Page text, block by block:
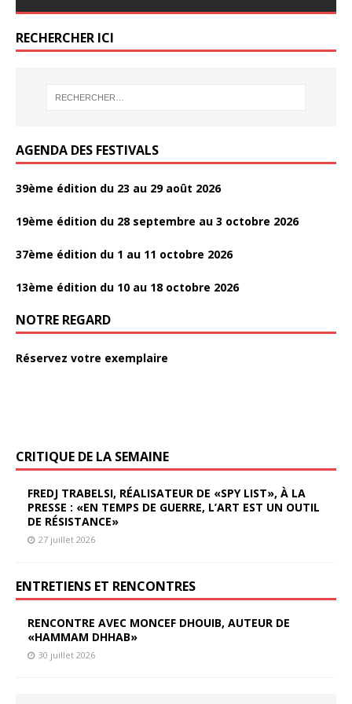
e
b
o
itt
er
ta
e
b
o
itt
er
ta
o
k
o
o
er
o
k
RECHERCHER ICI
AGENDA DES FESTIVALS
39ème édition du 23 au 29 août 2026
19ème édition du 28 septembre au 3 octobre 2026
37ème édition du 1 au 11 octobre 2026
13ème édition du 10 au 18 octobre 2026
NOTRE REGARD
Réservez votre exemplaire
CRITIQUE DE LA SEMAINE
FREDJ TRABELSI, RÉALISATEUR DE «SPY LIST», À LA
PRESSE : «EN TEMPS DE GUERRE, L’ART EST UN OUTIL
DE RÉSISTANCE»
27 juillet 2026
ENTRETIENS ET RENCONTRES
RENCONTRE AVEC MONCEF DHOUIB, AUTEUR DE
«HAMMAM DHHAB»
30 juillet 2026